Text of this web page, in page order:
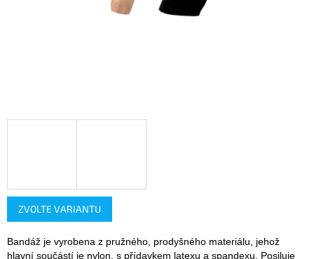
ZVOLTE VARIANTU
Bandáž je vyrobena z pružného, prodyšného materiálu, jehož
hlavní součástí je nylon, s přídavkem latexu a spandexu. Posiluje